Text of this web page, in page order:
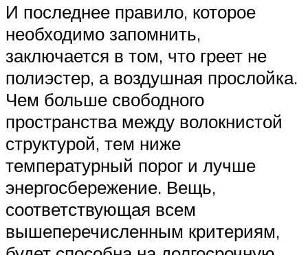
И последнее правило, которое
необходимо запомнить,
заключается в том, что греет не
полиэстер, а воздушная прослойка.
Чем больше свободного
пространства между волокнистой
структурой, тем ниже
температурный порог и лучше
энергосбережение. Вещь,
соответствующая всем
вышеперечисленным критериям,